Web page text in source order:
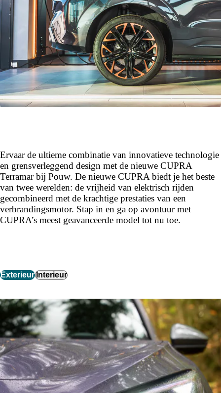
Ervaar de ultieme combinatie van innovatieve technologie
en grensverleggend design met de nieuwe CUPRA
Terramar bij Pouw. De nieuwe CUPRA biedt je het beste
van twee werelden: de vrijheid van elektrisch rijden
gecombineerd met de krachtige prestaties van een
verbrandingsmotor. Stap in en ga op avontuur met
CUPRA’s meest geavanceerde model tot nu toe.
ExterieurInterieur